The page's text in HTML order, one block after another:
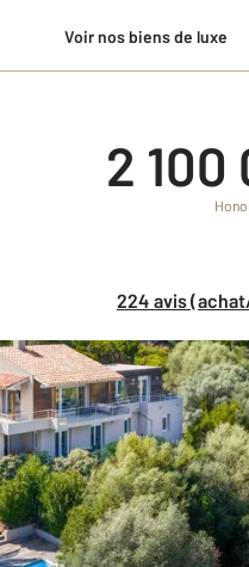
Voir nos biens de luxe
2
224 avis